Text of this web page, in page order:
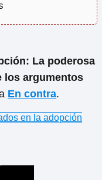
La poderosa
los argumentos
En contra.
en la adopción